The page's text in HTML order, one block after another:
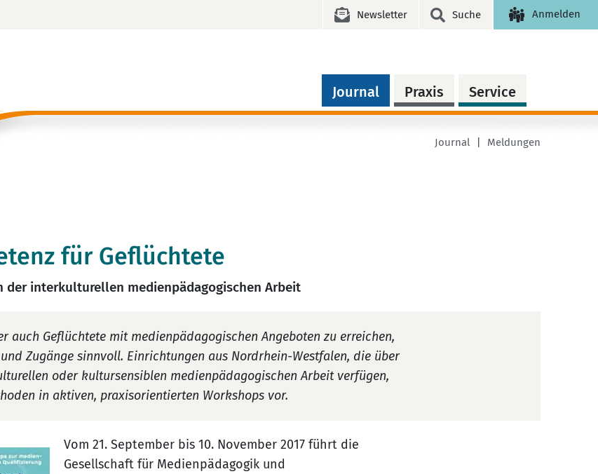
Newsletter Suche Anmelden
Journal Praxis Service
Journal Meldungen
für Geflüchtete
der interkulturellen medienpädagogischen Arbeit
auch Geflüchtete mit medienpädagogischen Angeboten zu erreichen,
Zugänge sinnvoll. Einrichtungen aus Nordrhein-Westfalen, die über
oder kultursensiblen medienpädagogischen Arbeit verfügen,
in aktiven, praxisorientierten Workshops vor.
Vom 21. September bis 10. November 2017 führt die
Gesellschaft für Medienpädagogik und